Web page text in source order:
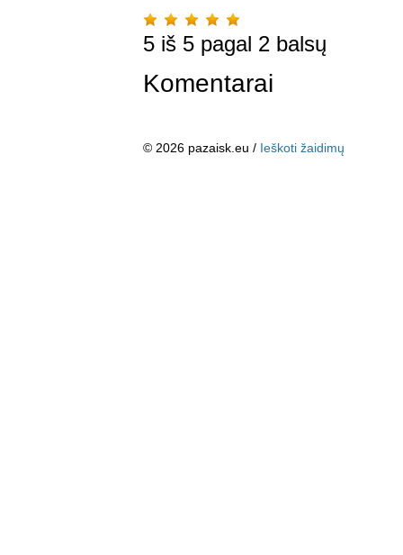
5 iš 5 pagal 2 balsų
Komentarai
© 2026 pazaisk.eu / Ieškoti žaidimų